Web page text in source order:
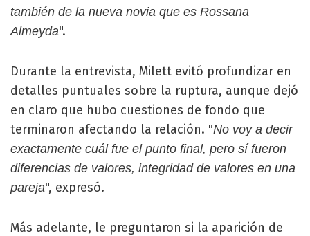
también de la nueva novia que es Rossana
Almeyda".
Durante la entrevista, Milett evitó profundizar en
detalles puntuales sobre la ruptura, aunque dejó
en claro que hubo cuestiones de fondo que
terminaron afectando la relación. "No voy a decir
exactamente cuál fue el punto final, pero sí fueron
diferencias de valores, integridad de valores en una
pareja", expresó.
Más adelante, le preguntaron si la aparición de